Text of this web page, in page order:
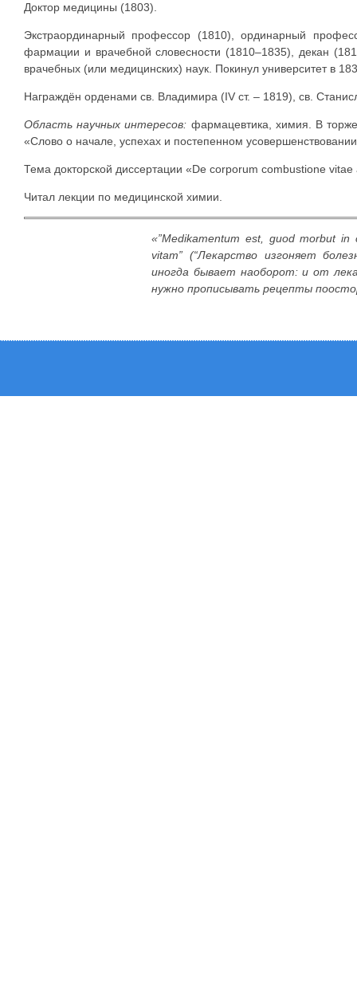
Доктор медицины (1803).
Экстраординарный профессор (1810), ординарный
фармации и врачебной словесности (1810–1835), декан
врачебных (или медицинских) наук. Покинул университет в
Награждён орденами св. Владимира (IV ст. – 1819), св.
Область научных интересов: фармацевтика, химия. В
«Слово о начале, успехах и постепенном
Тема докторской диссертации «De corporum combustione
Читал лекции по медицинской химии.
«”Medikamentum est, guod morbut
vitam” (“Лекарство изгоняет
иногда бывает наоборот: и от
нужно прописывать рецепты